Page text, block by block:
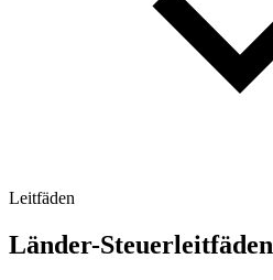
Leitfäden
Länder-Steuerleitfäden